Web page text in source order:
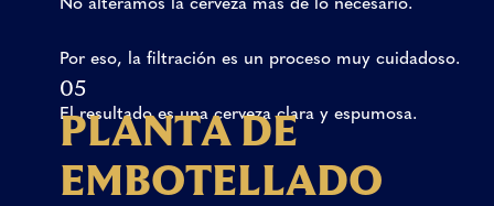
Por eso, la filtración es un proceso muy cuidadoso.
El resultado es una cerveza clara y espumosa.
05
PLANTA DE
EMBOTELLADO